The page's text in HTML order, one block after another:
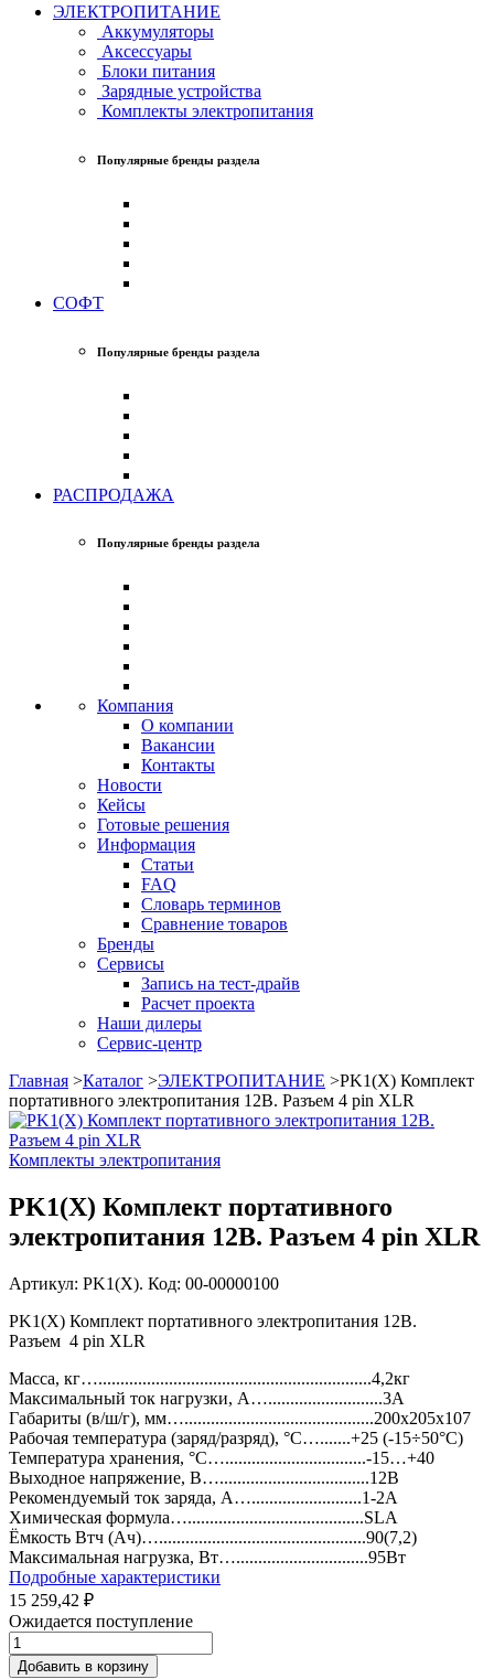
ЭЛЕКТРОПИТАНИЕ
Аккумуляторы
Аксессуары
Блоки питания
Зарядные устройства
Комплекты электропитания
Популярные бренды раздела
СОФТ
Популярные бренды раздела
РАСПРОДАЖА
Популярные бренды раздела
Компания
О компании
Вакансии
Контакты
Новости
Кейсы
Готовые решения
Информация
Статьи
FAQ
Словарь терминов
Сравнение товаров
Бренды
Сервисы
Запись на тест-драйв
Расчет проекта
Наши дилеры
Сервис-центр
Главная >Каталог >ЭЛЕКТРОПИТАНИЕ >PK1(X) Комплект
портативного электропитания 12В. Разъем 4 pin XLR
Комплекты электропитания
PK1(X) Комплект портативного
электропитания 12В. Разъем 4 pin XLR
Артикул: PK1(X). Код: 00-00000100
PK1(X) Комплект портативного электропитания 12В.
Разъем 4 pin XLR
Масса, кг…..............................................................4,2кг
Максимальный ток нагрузки, А…..........................3A
Габариты (в/ш/г), мм…...........................................200х205х107
Рабочая температура (заряд/разряд), °C….......+25 (-15÷50°С)
Температура хранения, °C…................................-15…+40
Выходное напряжение, В…..................................12В
Рекомендуемый ток заряда, А….........................1-2А
Химическая формула…........................................SLA
Ёмкость Втч (Ач)…...............................................90(7,2)
Максимальная нагрузка, Вт…..............................95Вт
Подробные характеристики
15 259,42 ₽
Ожидается поступление
Добавить в корзину